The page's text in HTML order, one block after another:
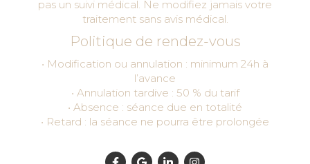
pas un suivi médical. Ne modifiez jamais votre
traitement sans avis médical.
Politique de rendez-vous
• Modification ou annulation : minimum 24h à
l’avance
• Annulation tardive : 50 % du tarif
• Absence : séance due en totalité
• Retard : la séance ne pourra être prolongée